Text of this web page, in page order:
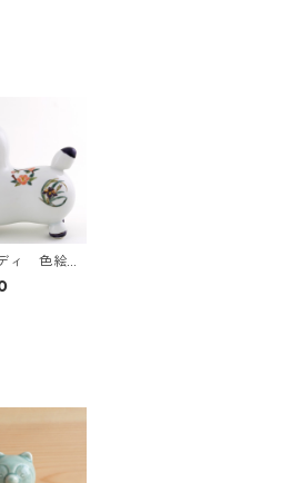
ィ 色絵丸